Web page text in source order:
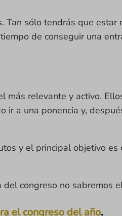
Tan sólo tendrás que estar
de conseguir una
más relevante y activo.
ir a una ponencia y,
y el principal objetivo
congreso no sabremos
el congreso del año.